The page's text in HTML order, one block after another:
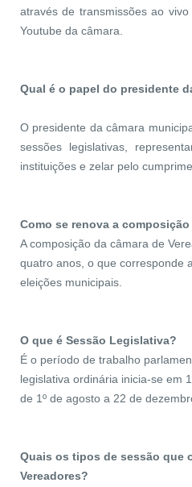
através de transmissões ao
Youtube da câmara.
Qual é o papel do presidente
O presidente da câmara
sessões legislativas,
instituições e zelar pelo
Como se renova a composição
A composição da câmara de
quatro anos, o que corresponde
eleições municipais.
O que é Sessão Legislativa?
É o período de trabalho
legislativa ordinária inicia-se em
de 1º de agosto a 22 de
Quais os tipos de sessão que
Vereadores?